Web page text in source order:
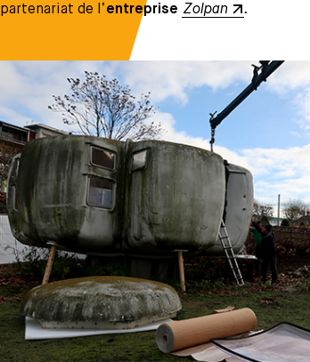
partenariat de l’entreprise Zolpan .
Média